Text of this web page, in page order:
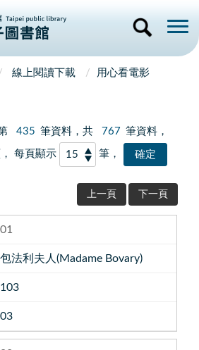
線上閱讀下載 用心看電影
435 筆資料，共 767 筆資料，
， 每頁顯示 筆，
上一頁 下一頁
01
包法利夫人(Madame Bovary)
103
03